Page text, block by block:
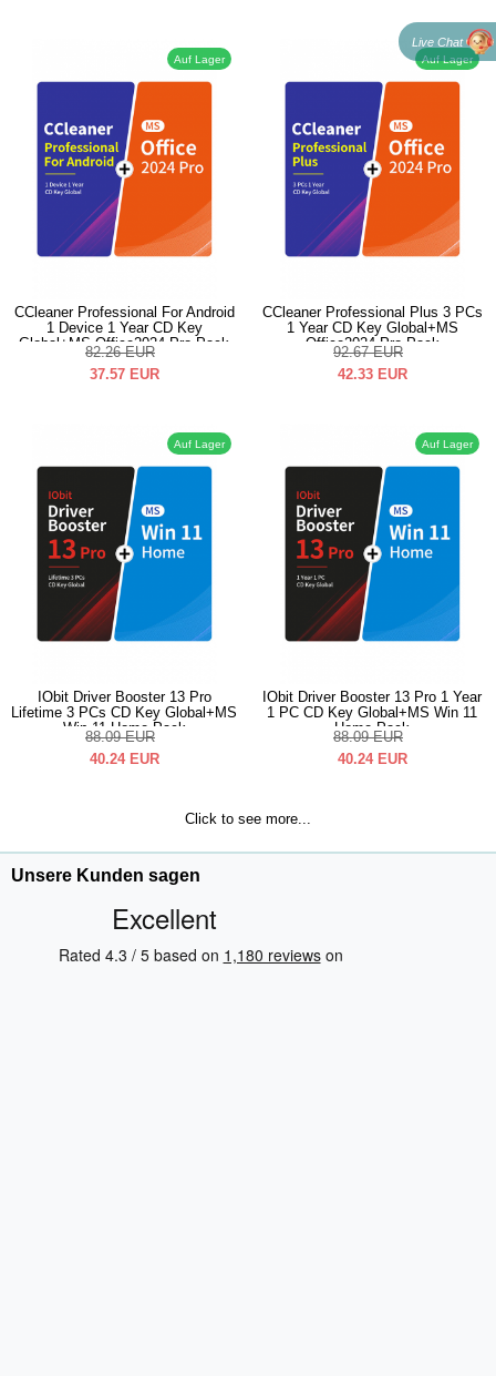
Auf Lager
CCleaner Professional For Android
1 Device 1 Year CD Key
Global+MS Office2024 Pro Pack
82.26 EUR
37.57 EUR
Auf Lager
CCleaner Professional Plus 3 PCs
1 Year CD Key Global+MS
Office2024 Pro Pack
92.67 EUR
42.33 EUR
Auf Lager
IObit Driver Booster 13 Pro
Lifetime 3 PCs CD Key Global+MS
Win 11 Home Pack
88.09 EUR
40.24 EUR
Auf Lager
IObit Driver Booster 13 Pro 1 Year
1 PC CD Key Global+MS Win 11
Home Pack
88.09 EUR
40.24 EUR
Click to see more...
Unsere Kunden sagen
Live Chat